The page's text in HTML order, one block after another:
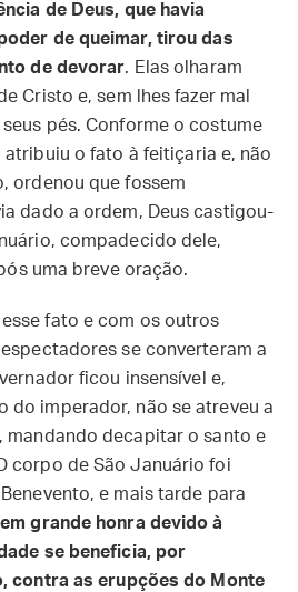
de Deus, que havia
de queimar, tirou das
de devorar. Elas olharam
Cristo e, sem lhes fazer mal
pés. Conforme o costume
o fato à feitiçaria e, não
ordenou que fossem
dado a ordem, Deus castigou-
compadecido dele,
uma breve oração.
fato e com os outros
se converteram a
ficou insensível e,
do imperador, não se atreveu a
mandando decapitar o santo e
corpo de São Januário foi
e mais tarde para
grande honra devido à
se beneficia, por
contra as erupções do Monte